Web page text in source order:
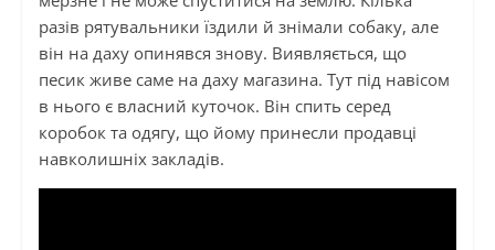
разів рятувальники їздили й знімали собаку, але
він на даху опинявся знову. Виявляється, що
песик живе саме на даху магазина. Тут під навісом
в нього є власний куточок. Він спить серед
коробок та одягу, що йому принесли продавці
навколишніх закладів.